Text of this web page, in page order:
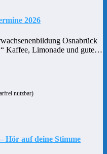
2026
Osnabrück
Kaffee, Limonade und gute…
nutzbar)
Hör auf deine Stimme